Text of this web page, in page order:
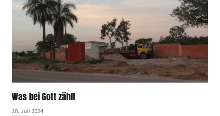
Was bei Gott zählt
20. Juli 2024